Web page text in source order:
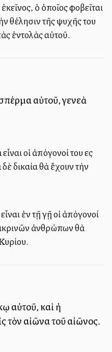
ὁ ὁποῖος φοβεῖται
θέλησιν τῆς ψυχῆς του
ἐντολὰς αὐτοῦ.
αὐτοῦ, γενεὰ
οἱ ἀπόγονοί του εἰς
δικαία θὰ ἔχουν τὴν
ἐν τῇ γῇ οἱ ἀπόγονοί
ἀνθρώπων θὰ
αὐτοῦ, καὶ ἡ
τὸν αἰῶνα τοῦ αἰῶνος.